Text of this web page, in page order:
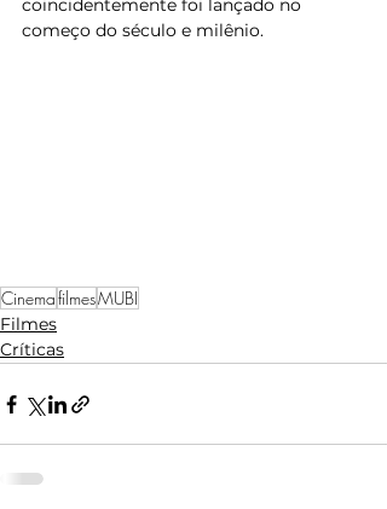
começo do século e milênio.
CinemafilmesMUBI
Filmes
Críticas